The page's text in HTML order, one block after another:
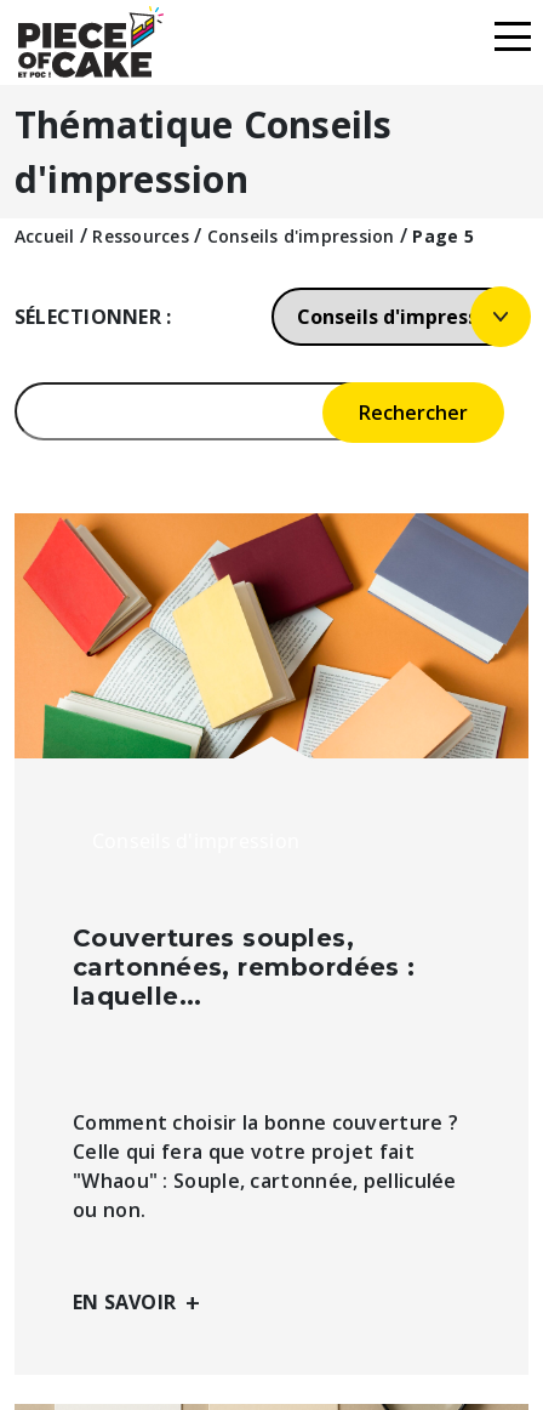
Thématique Conseils
d'impression
Accueil / Ressources/ Conseils d'impression / Page 5
SÉLECTIONNER :
Rechercher :
Couvertures souples,
cartonnées, rembordées :
laquelle...
Comment choisir la bonne couverture ?
Celle qui fera que votre projet fait
"Whaou" : Souple, cartonnée, pelliculée
ou non.
EN SAVOIR +